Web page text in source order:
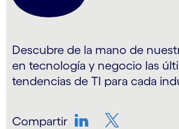
Descubre de la mano de
en tecnología y negocio las
tendencias de TI para cada
Compartir